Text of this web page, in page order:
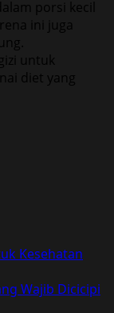
porsi kecil
ini juga
untuk
diet yang
Kesehatan
Wajib Dicicipi